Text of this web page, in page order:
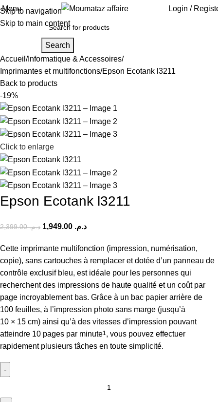
Skip to navigation
Skip to main content
Menu Login /
Search
Accueil Informatique & Accessoires
Imprimantes et multifonctions Epson Ecotank l3211
Back to products
-19%
Click to enlarge
Epson Ecotank l3211
د.م.2,399.00 د.م.
Cette imprimante multifonction (impression, numérisation,
copie), sans cartouches à remplacer et dotée d’un panneau de
contrôle exclusif bleu, est idéale pour les personnes qui
recherchent des impressions de haute qualité et un coût par
page incroyablement bas. Grâce à un bac papier arrière de
100 feuilles, à l’impression photo sans marge (jusqu’à
10 × 15 cm) ainsi qu’à des vitesses d’impression pouvant
atteindre 10 pages par minute1, vous pouvez effectuer
rapidement plusieurs tâches en toute simplicité.